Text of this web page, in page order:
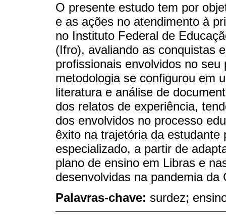
O presente estudo tem por
e as ações no atendimento à
no Instituto Federal de
(Ifro), avaliando as conquistas
profissionais envolvidos no
metodologia se configurou em
literatura e análise de
dos relatos de experiência,
dos envolvidos no processo
êxito na trajetória da
especializado, a partir de
plano de ensino em Libras e
desenvolvidas na pandemia da
Palavras-chave: surdez;